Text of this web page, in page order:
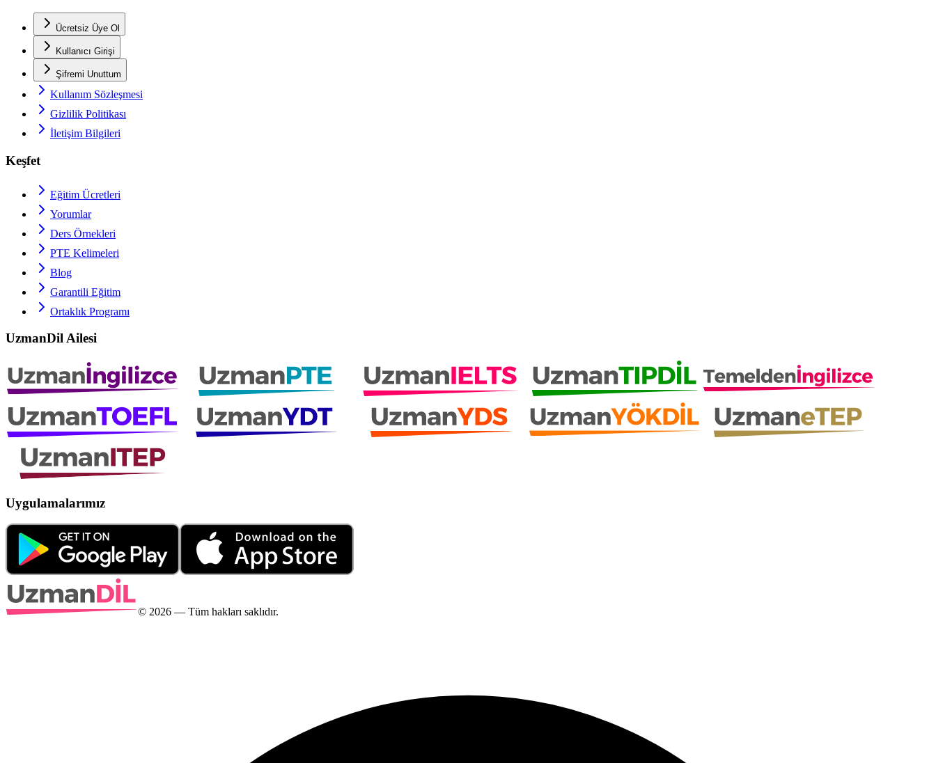
Ücretsiz Üye Ol
Kullanıcı Girişi
Şifremi Unuttum
Kullanım Sözleşmesi
Gizlilik Politikası
İletişim Bilgileri
Keşfet
Eğitim Ücretleri
Yorumlar
Ders Örnekleri
PTE Kelimeleri
Blog
Garantili Eğitim
Ortaklık Programı
UzmanDil Ailesi
Uygulamalarımız
© 2026 — Tüm hakları saklıdır.